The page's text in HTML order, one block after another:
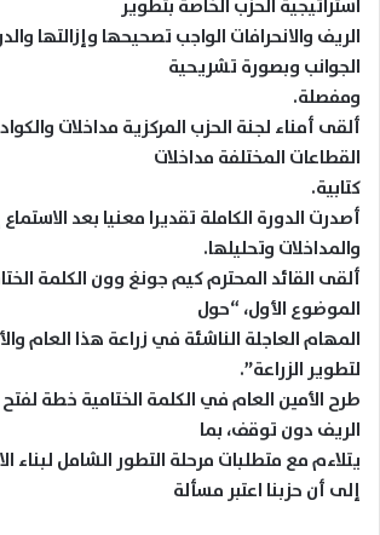
استراتيجية الحزب الخاصة بتطوير
الريف والانحرافات الواجب تصحيحها وإزالتها
الجوانب وبصورة تشريحية
ومفصلة.
ألقى أمناء لجنة الحزب المركزية مداخلات
القطاعات المختلفة مداخلات
كتابية.
أصدرت الدورة الكاملة تقديرا معنيا بعد
والمداخلات وتحليلها.
ألقى القائد المحترم كيم جونغ وون الكلمة
الموضوع الأول، “حول
المهام العاجلة الناشئة في زراعة هذا العام
لتطوير الزراعة”.
طرح الأمين العام في الكلمة الختامية خطة
الريف دون توقف، بما
يتلاءم مع متطلبات مرحلة التطور الشامل لبناء
إلى أن حزبنا اعتبر مسألة